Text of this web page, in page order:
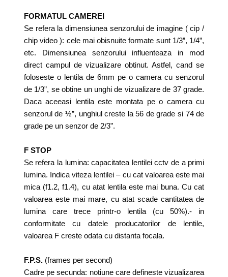
FORMATUL CAMEREI
Se refera la dimensiunea senzorului de imagine ( cip /
chip video ): cele mai obisnuite formate sunt 1/3”, 1/4”,
etc. Dimensiunea senzorului influenteaza in mod
direct campul de vizualizare obtinut. Astfel, cand se
foloseste o lentila de 6mm pe o camera cu senzorul
de 1/3”, se obtine un unghi de vizualizare de 37 grade.
Daca aceeasi lentila este montata pe o camera cu
senzorul de ½”, unghiul creste la 56 de grade si 74 de
grade pe un senzor de 2/3”.
F STOP
Se refera la lumina: capacitatea lentilei cctv de a primi
lumina. Indica viteza lentilei – cu cat valoarea este mai
mica (f1.2, f1.4), cu atat lentila este mai buna. Cu cat
valoarea este mai mare, cu atat scade cantitatea de
lumina care trece printr-o lentila (cu 50%).- in
conformitate cu datele producatorilor de lentile,
valoarea F creste odata cu distanta focala.
F.P.S.(frames per second)
Cadre pe secunda: notiune care defineste vizualizarea